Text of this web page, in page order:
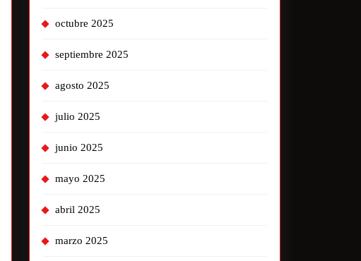
octubre 2025
septiembre 2025
agosto 2025
julio 2025
junio 2025
mayo 2025
abril 2025
marzo 2025